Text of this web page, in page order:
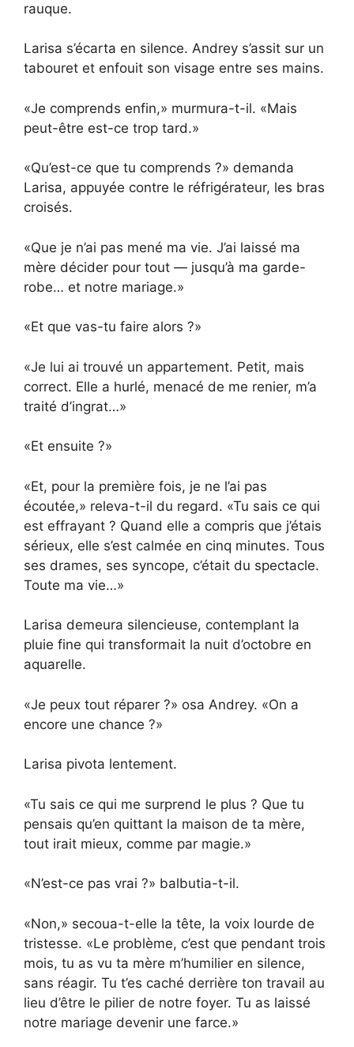
rauque.
Larisa s’écarta en silence. Andrey s’assit sur un
tabouret et enfouit son visage entre ses mains.
«Je comprends enfin,» murmura-t-il. «Mais
peut-être est-ce trop tard.»
«Qu’est-ce que tu comprends ?» demanda
Larisa, appuyée contre le réfrigérateur, les bras
croisés.
«Que je n’ai pas mené ma vie. J’ai laissé ma
mère décider pour tout — jusqu’à ma garde-
robe… et notre mariage.»
«Et que vas-tu faire alors ?»
«Je lui ai trouvé un appartement. Petit, mais
correct. Elle a hurlé, menacé de me renier, m’a
traité d’ingrat…»
«Et ensuite ?»
«Et, pour la première fois, je ne l’ai pas
écoutée,» releva-t-il du regard. «Tu sais ce qui
est effrayant ? Quand elle a compris que j’étais
sérieux, elle s’est calmée en cinq minutes. Tous
ses drames, ses syncope, c’était du spectacle.
Toute ma vie…»
Larisa demeura silencieuse, contemplant la
pluie fine qui transformait la nuit d’octobre en
aquarelle.
«Je peux tout réparer ?» osa Andrey. «On a
encore une chance ?»
Larisa pivota lentement.
«Tu sais ce qui me surprend le plus ? Que tu
pensais qu’en quittant la maison de ta mère,
tout irait mieux, comme par magie.»
«N’est-ce pas vrai ?» balbutia-t-il.
«Non,» secoua-t-elle la tête, la voix lourde de
tristesse. «Le problème, c’est que pendant trois
mois, tu as vu ta mère m’humilier en silence,
sans réagir. Tu t’es caché derrière ton travail au
lieu d’être le pilier de notre foyer. Tu as laissé
notre mariage devenir une farce.»